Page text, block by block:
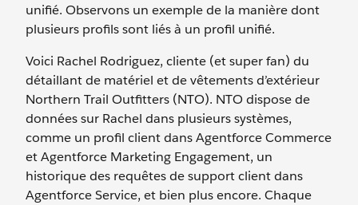
unifié. Observons un exemple de la manière dont
plusieurs profils sont liés à un profil unifié.
Voici Rachel Rodriguez, cliente (et super fan) du
détaillant de matériel et de vêtements d’extérieur
Northern Trail Outfitters (NTO). NTO dispose de
données sur Rachel dans plusieurs systèmes,
comme un profil client dans Agentforce Commerce
et Agentforce Marketing Engagement, un
historique des requêtes de support client dans
Agentforce Service, et bien plus encore. Chaque